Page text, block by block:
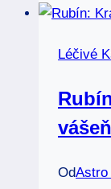
Léčivé
OdAstro